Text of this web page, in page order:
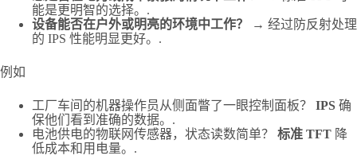
能是更明智的选择。.
设备能否在户外或明亮的环境中工作？
→ 经过防反射处理
的 IPS 性能明显更好。.
例如
工厂车间的机器操作员从侧面瞥了一眼控制面板？ IPS 确
保他们看到准确的数据。.
电池供电的物联网传感器，状态读数简单？ 标准 TFT 降
低成本和用电量。.